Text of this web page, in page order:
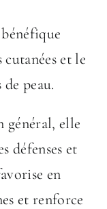
et le
peau.
général, elle
défenses et
en
et renforce